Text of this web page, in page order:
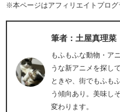
※本ページはアフィリエイトプロ
筆者：土屋真理菜
もふもふな動物・ア
うな新アニメを探し
ときや、街でもふも
う傾向あり。美味し
変わります。